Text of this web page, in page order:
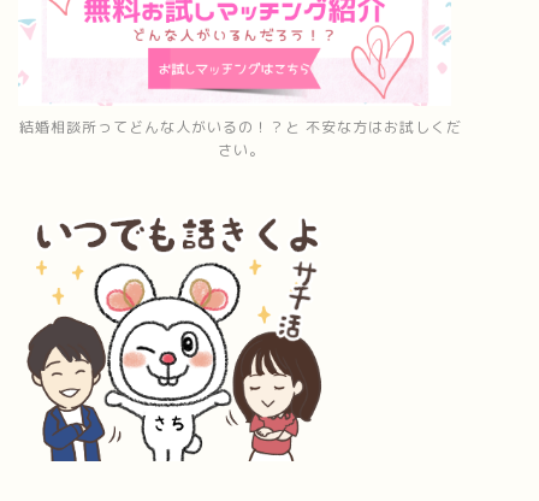
結婚相談所ってどんな人がいるの！？と 不安な方はお試しくだ
さい。